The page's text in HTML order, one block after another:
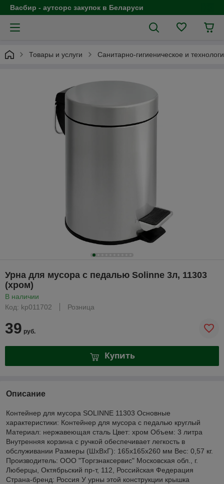
Васбир - аутсорс закупок в Беларуси
Товары и услуги Санитарно-гигиеническое и
Урна для мусора с педалью Solinne 3л, 11303
(хром)
В наличии
Код: kp011702
Розница
39 руб.
Купить
Описание
Контейнер для мусора SOLINNE 11303 Основные
характеристики: Контейнер для мусора с педалью круглый
Материал: нержавеющая сталь Цвет: хром Объем: 3 литра
Внутренняя корзина с ручкой обеспечивает легкость в
обслуживании Размеры (ШхВхГ): 165x165x260 мм Вес: 0,57 кг.
Производитель: ООО "Торгзнаксервис" Московская обл., г.
Люберцы, Октябрьский пр-т, 112, Российская Федерация
Страна-бренд: Россия У урны этой конструкции крышка